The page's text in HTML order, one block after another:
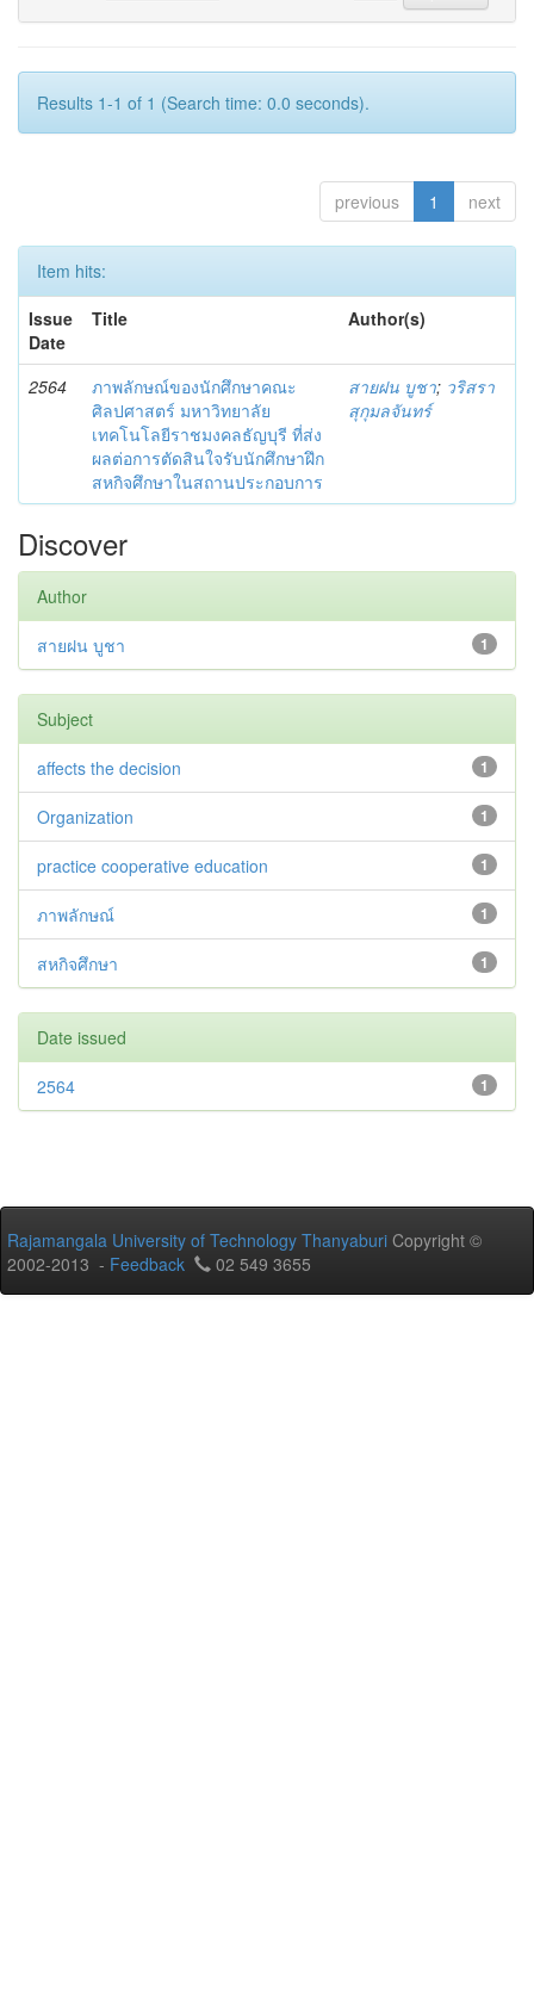
Results 1-1 of 1 (Search time: 0.0 seconds).
previous 1 next
Item hits:
Issue
Date
Title Author(s)
2564
ภาพลักษณ์ของนักศึกษาคณะ
ศิลปศาสตร์ มหาวิทยาลัย
เทคโนโลยีราชมงคลธัญบุรี ที่ส่ง
ผลต่อการตัดสินใจรับนักศึกษาฝึก
สหกิจศึกษาในสถานประกอบการ
สายฝน บูชา; วริสรา
สุกุมลจันทร์
Discover
Author
1
สายฝน บูชา
Subject
1
affects the decision
1
Organization
1
practice cooperative education
1
ภาพลักษณ์
1
สหกิจศึกษา
Date issued
1
2564
Rajamangala University of Technology Thanyaburi Copyright ©
2002-2013 - Feedback 02 549 3655